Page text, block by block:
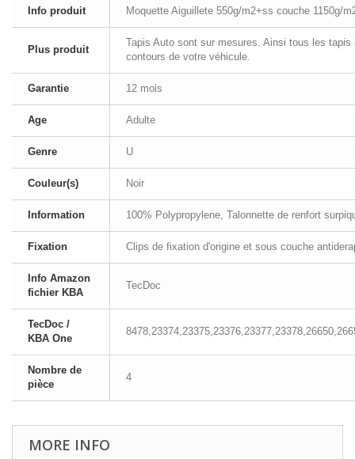
Info produit Moquette Aiguillete 550g/m2+ss couche 1150g/
Plus produit
Tapis Auto sont sur mesures. Ainsi tous les
contours de votre véhicule.
Garantie 12 mois
Age Adulte
Genre U
Couleur(s) Noir
Information 100% Polypropylene, Talonnette de renfort
Fixation Clips de fixation d'origine et sous couche
Info Amazon
fichier KBA
TecDoc
TecDoc /
KBA One
Nombre de
pièce
4
MORE INFO